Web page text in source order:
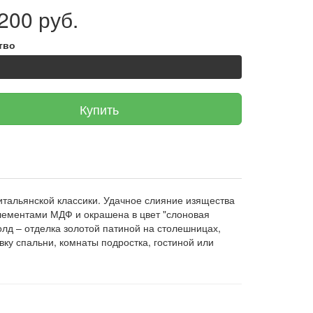
руб.
Купить
классики. Удачное слияние изящества
МДФ и окрашена в цвет "слоновая
– отделка золотой патиной на столешницах,
спальни, комнаты подростка, гостиной или